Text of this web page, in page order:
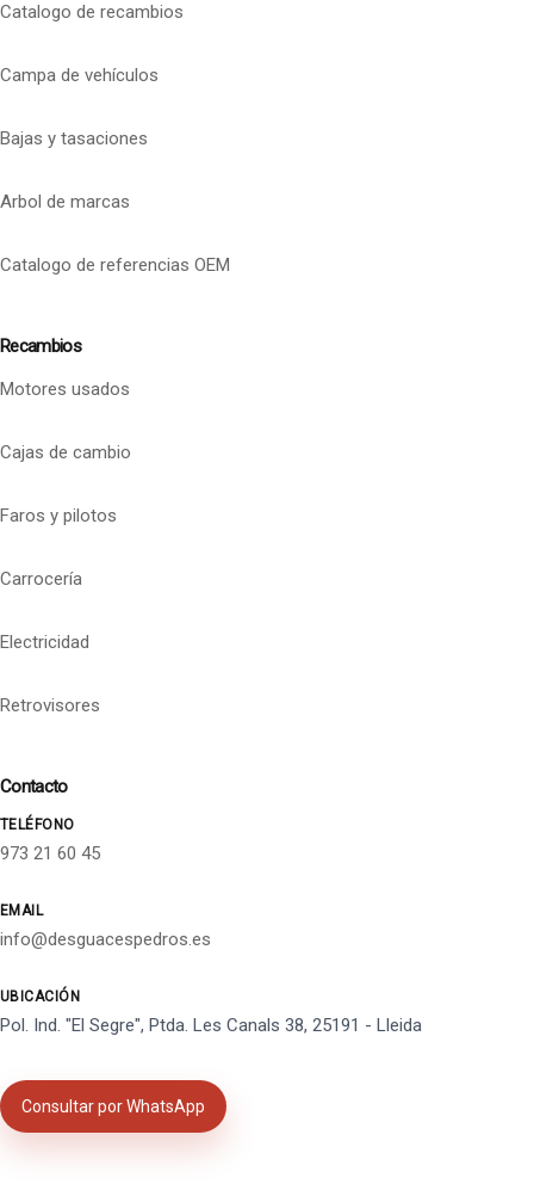
Catalogo de recambios
Campa de vehículos
Bajas y tasaciones
Arbol de marcas
Catalogo de referencias OEM
Recambios
Motores usados
Cajas de cambio
Faros y pilotos
Carrocería
Electricidad
Retrovisores
Contacto
TELÉFONO
973 21 60 45
EMAIL
info@desguacespedros.es
UBICACIÓN
Pol. Ind. "El Segre", Ptda. Les Canals 38, 25191 - Lleida
Consultar por WhatsApp